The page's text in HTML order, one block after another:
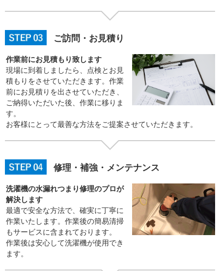
ご訪問・お見積り
作業前にお見積もり致します
現場に到着しましたら、点検とお見
積もりをさせていただきます。作業
前にお見積りを出させていただき、
ご納得いただいた後、作業に移りま
す。
お客様にとって最善な方法をご提案させていただきます。
修理・補強・メンテナンス
洗濯機の水漏れつまり修理のプロが
解決します
最適で安全な方法で、確実に丁寧に
作業いたします。作業後の簡易清掃
もサービスに含まれております。
作業後は安心して洗濯機が使用でき
ます。